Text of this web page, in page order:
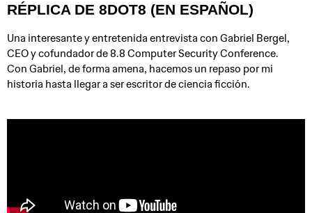
RÉPLICA DE 8DOT8 (EN ESPAÑOL)
Una interesante y entretenida entrevista con Gabriel Bergel,
CEO y cofundador de 8.8 Computer Security Conference.
Con Gabriel, de forma amena, hacemos un repaso por mi
historia hasta llegar a ser escritor de ciencia ficción.